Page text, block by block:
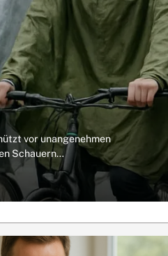
vor unangenehmen
Schauern…